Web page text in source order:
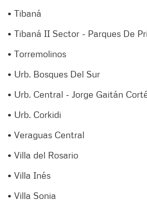
• Tibaná
• Tibaná II Sector - Parques De
• Torremolinos
• Urb. Bosques Del Sur
• Urb. Central - Jorge Gaitán
• Urb. Corkidi
• Veraguas Central
• Villa del Rosario
• Villa Inés
• Villa Sonia